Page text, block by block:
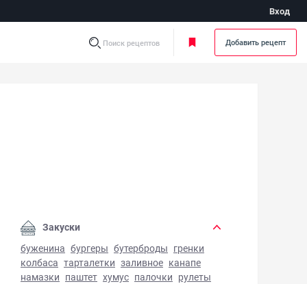
Вход
Поиск рецептов Добавить рецепт
для Маргариты - фото готового блюда
Закуски
буженина бургеры бутерброды гренки
колбаса тарталетки заливное канапе
намазки паштет хумус палочки рулеты